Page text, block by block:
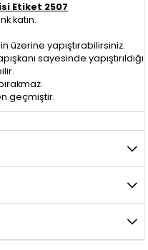
Etiket 2507
katın.
üzerine yapıştırabilirsiniz.
sayesinde yapıştırıldığı
geçmiştir.